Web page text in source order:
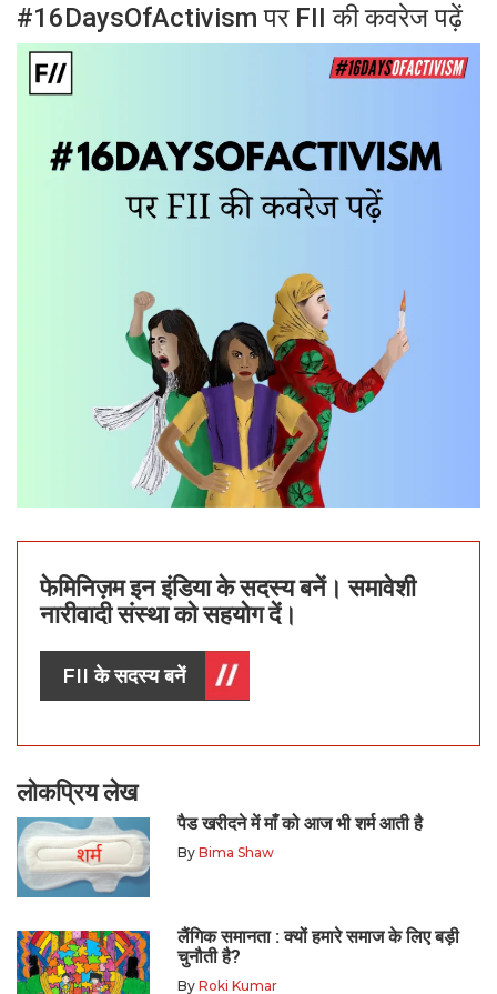
#16DaysOfActivism पर FII की कवरेज पढ़ें
फेमिनिज़म इन इंडिया के सदस्य बनें। समावेशी
नारीवादी संस्था को सहयोग दें।
FII के सदस्य बनें
लोकप्रिय लेख
पैड खरीदने में माँ को आज भी शर्म आती है
By Bima Shaw
लैंगिक समानता : क्यों हमारे समाज के लिए बड़ी
चुनौती है?
By Roki Kumar